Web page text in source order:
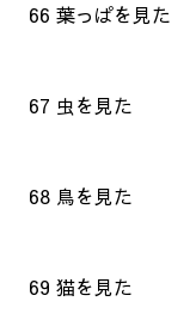
66 葉っぱを見た
67 虫を見た
68 鳥を見た
69 猫を見た